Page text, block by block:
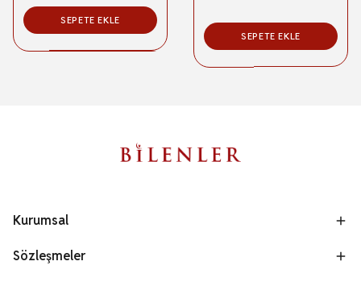
SEPETE EKLE
SEPETE EKLE
Kurumsal
Sözleşmeler